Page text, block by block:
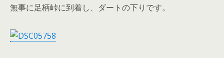
無事に足柄峠に到着し、ダートの下りです。